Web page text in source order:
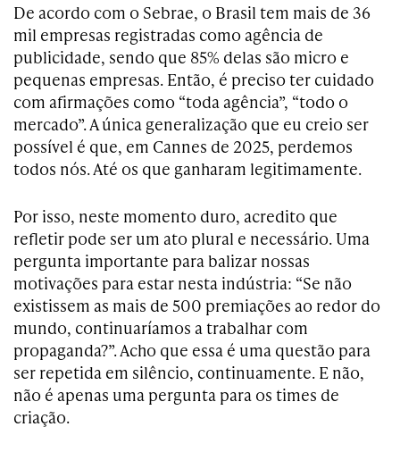
De acordo com o Sebrae, o Brasil tem mais de 36
mil empresas registradas como agência de
publicidade, sendo que 85% delas são micro e
pequenas empresas. Então, é preciso ter cuidado
com afirmações como “toda agência”, “todo o
mercado”. A única generalização que eu creio ser
possível é que, em Cannes de 2025, perdemos
todos nós. Até os que ganharam legitimamente.
Por isso, neste momento duro, acredito que
refletir pode ser um ato plural e necessário. Uma
pergunta importante para balizar nossas
motivações para estar nesta indústria: “Se não
existissem as mais de 500 premiações ao redor do
mundo, continuaríamos a trabalhar com
propaganda?”. Acho que essa é uma questão para
ser repetida em silêncio, continuamente. E não,
não é apenas uma pergunta para os times de
criação.